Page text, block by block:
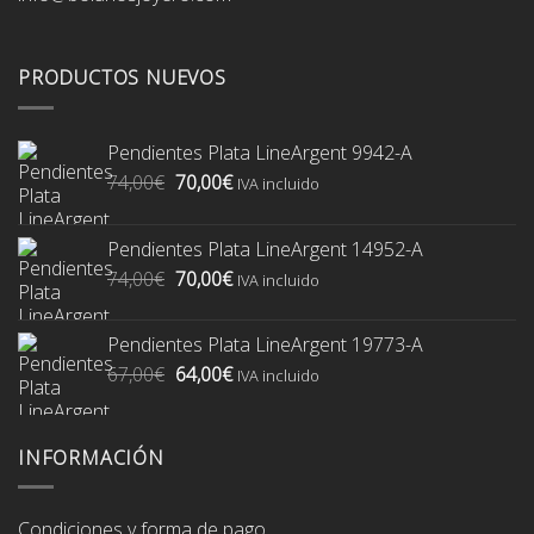
PRODUCTOS NUEVOS
Pendientes Plata LineArgent 9942-A
74,00€ El
era:
74,00€.
70,00€El
es:
70,00€.
IVA incluido
Pendientes Plata LineArgent 14952-A
74,00€ El
era:
74,00€.
70,00€El
es:
70,00€.
IVA incluido
Pendientes Plata LineArgent 19773-A
67,00€ El
64,00€ElIVA incluido
INFORMACIÓN